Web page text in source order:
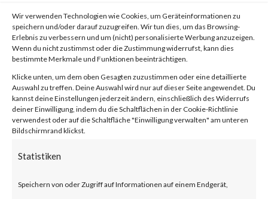
Wir verwenden Technologien wie Cookies, um Geräteinformationen zu
speichern und/oder darauf zuzugreifen. Wir tun dies, um das Browsing-
Erlebnis zu verbessern und um (nicht) personalisierte Werbung anzuzeigen.
Wenn du nicht zustimmst oder die Zustimmung widerrufst, kann dies
bestimmte Merkmale und Funktionen beeinträchtigen.
Klicke unten, um dem oben Gesagten zuzustimmen oder eine detaillierte
Auswahl zu treffen. Deine Auswahl wird nur auf dieser Seite angewendet. Du
kannst deine Einstellungen jederzeit ändern, einschließlich des Widerrufs
deiner Einwilligung, indem du die Schaltflächen in der Cookie-Richtlinie
verwendest oder auf die Schaltfläche "Einwilligung verwalten" am unteren
Bildschirmrand klickst.
Statistiken
Speichern von oder Zugriff auf Informationen auf einem Endgerät,
include a link to the “BlackLotus
Mitigation Guide” published by
the National Security Agency
(NSA).Why is this Significant?
This is significant because
BlackLotus malware can bypass
the malware is executed before